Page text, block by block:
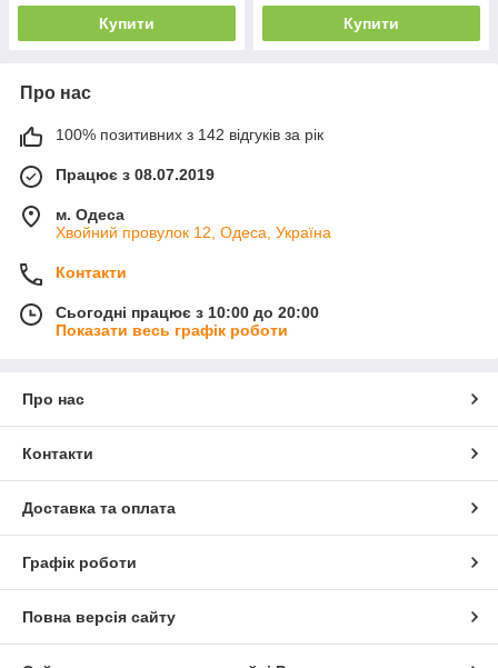
Купити Купити
Про нас
100% позитивних з 142 відгуків за рік
Працює з 08.07.2019
м. Одеса
Хвойний провулок 12, Одеса, Україна
Контакти
Сьогодні працює з 10:00 до 20:00
Показати весь графік роботи
Про нас
Контакти
Доставка та оплата
Графік роботи
Повна версія сайту